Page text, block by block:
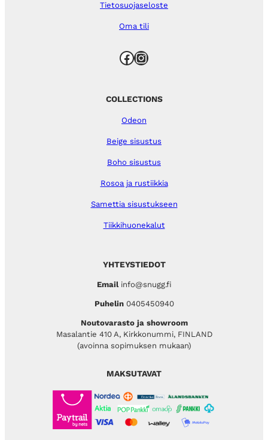
Tietosuojaseloste
Oma tili
Facebook Instagram
YHTEYSTIEDOT
Emailinfo@snugg.fi
Puhelin 0405450940
Noutovarasto ja showroom
Masalantie 410 A, Kirkkonummi, FINLAND
(avoinna sopimuksen mukaan)
COLLECTIONS
Odeon
Beige sisustus
Boho sisustus
Rosoa ja rustiikkia
Samettia sisustukseen
Tiikkihuonekalut
MAKSUTAVAT